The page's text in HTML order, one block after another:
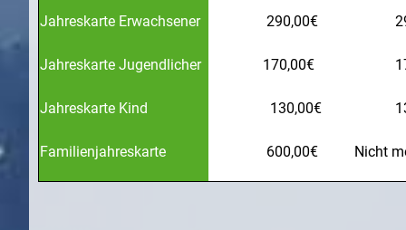
Jahreskarte Erwachsener 290,00€
Jahreskarte Jugendlicher 170,00€
Jahreskarte Kind 130,00€
Familienjahreskarte 600,00€ Nicht